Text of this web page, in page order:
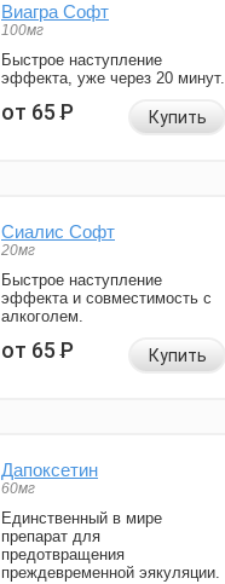
Виагра Софт
100мг
Быстрое наступление
эффекта, уже через 20 минут.
от 65Р Купить
Сиалис Софт
20мг
Быстрое наступление
эффекта и совместимость с
алкоголем.
от 65Р Купить
Дапоксетин
60мг
Единственный в мире
препарат для
предотвращения
преждевременной эякуляции.